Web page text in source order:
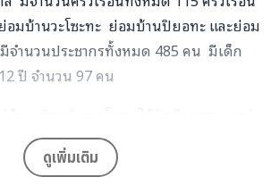
อมบ้านวะโซะทะ ย่อมบ้านปิยอทะ และย่อม
จำนวนประชากรทั้งหมด 485 คน มีเด็ก
ปี จำนวน 97 คน
บเด็กในชมชน ตั้งแต่อายุ 3 ปี ถึง อายุ 12 ปี
ทิตย์ ปัจจุบันมีนักเรียนอยู่ 97 คน เป็นชาย
ดูเพิ่มเติม